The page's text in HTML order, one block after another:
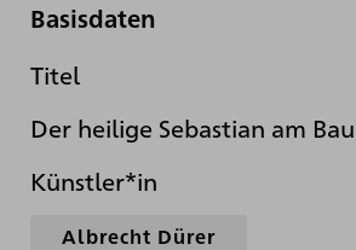
Basisdaten
Titel
Der heilige Sebastian am
Künstler*in
Albrecht Dürer